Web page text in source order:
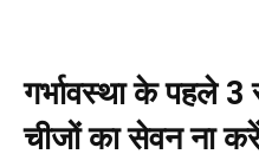
गर्भावस्था के पहले
चीजों का सेवन ना